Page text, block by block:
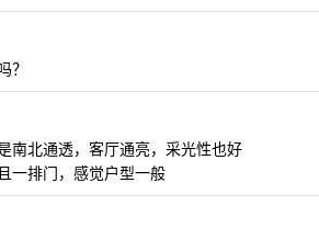
？
南北通透，客厅通亮，采光性也好
一排门，感觉户型一般